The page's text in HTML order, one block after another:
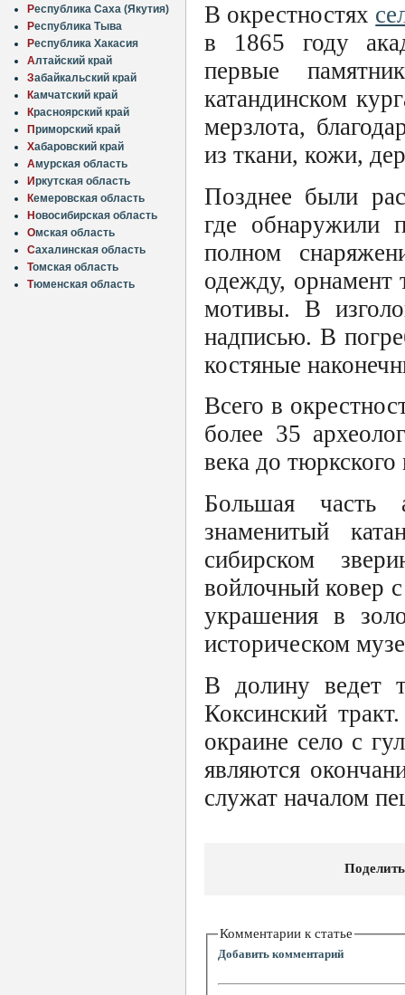
Республика Саха (Якутия)
Республика Тыва
Республика Хакасия
Алтайский край
Забайкальский край
Камчатский край
Красноярский край
Приморский край
Хабаровский край
Амурская область
Иркутская область
Кемеровская область
Новосибирская область
Омская область
Сахалинская область
Томская область
Тюменская область
В окрестностях
в 1865 году
первые
катандинском
мерзлота,
из ткани, кожи,
Позднее были
где обнаружили
полном
одежду, орнамент
мотивы. В
надписью. В
костяные
Всего в
более 35
века до
Большая часть
знаменитый
сибирском
войлочный ковер
украшения в
историческом
В долину ведет
Коксинский
окраине село с
являются
служат началом
Комментарии к статье
Добавить комментарий